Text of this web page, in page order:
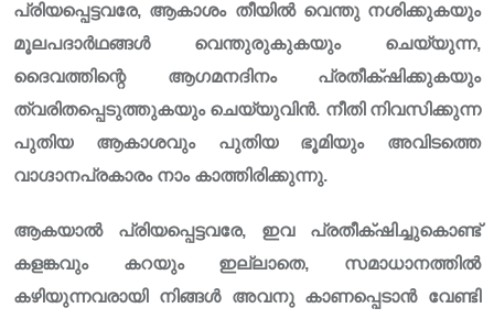
പ്രിയപ്പെട്ടവരേ, ആകാശം തീയിൽ വെന്തു നശിക്കുകയും
മൂലപദാർഥങ്ങൾ വെന്തുരുകുകയും ചെയ്യുന്ന,
ദൈവത്തിന്റെ ആഗമനദിനം പ്രതീക്‌ഷിക്കുകയും
ത്വരിതപ്പെടുത്തുകയും ചെയ്യുവിൻ. നീതി നിവസിക്കുന്ന
പുതിയ ആകാശവും പുതിയ ഭൂമിയും അവിടത്തെ
വാഗ്ദാനപ്രകാരം നാം കാത്തിരിക്കുന്നു.
ആകയാൽ പ്രിയപ്പെട്ടവരേ, ഇവ പ്രതീക്‌ഷിച്ചുകൊണ്ട്
കളങ്കവും കറയും ഇല്ലാതെ, സമാധാനത്തിൽ
കഴിയുന്നവരായി നിങ്ങൾ അവനു കാണപ്പെടാൻ വേണ്ടി